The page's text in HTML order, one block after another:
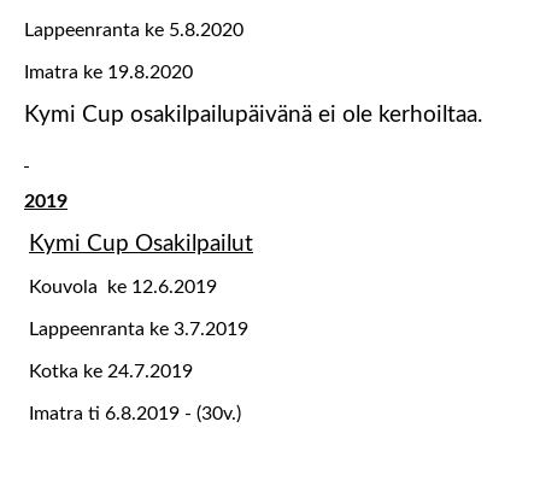
Lappeenranta ke 5.8.2020
Imatra ke 19.8.2020
Kymi Cup osakilpailupäivänä ei ole kerhoiltaa.
2019
Kymi Cup Osakilpailut
Kouvola ke 12.6.2019
Lappeenranta ke 3.7.2019
Kotka ke 24.7.2019
Imatra ti 6.8.2019 - (30v.)